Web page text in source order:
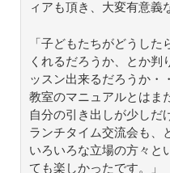
ィアも頂き、大変有意義
「子どもたちがどうし
くれるだろうか、とか判
ッスン出来るだろうか・
教室のマニュアルとはま
自分の引き出しが少しだ
ランチタイム交流会も、
いろいろな立場の方々と
ても楽しかったです。」